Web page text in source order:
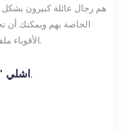
هم رجال عائلة كبيرون
الأقوياء ملفوفين حول زوجاتهم وأصابع أطفالهم.
قابل زوجة ديف `` D 'Sparks' اشلي.